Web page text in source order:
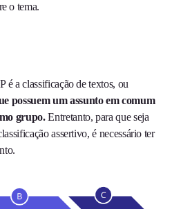
o tema.
é a classificação de textos, ou
possuem um assunto em comum
grupo.Entretanto, para que seja
assertivo, é necessário ter